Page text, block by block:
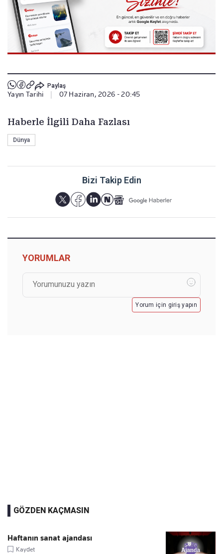
Paylaş
Yayın Tarihi 07 Haziran, 2026 - 20:45
Haberle İlgili Daha Fazlası
Dünya
Bizi Takip Edin
YORUMLAR
Yorum için giriş yapın
GÖZDEN KAÇMASIN
Haftanın sanat ajandası
Kaydet